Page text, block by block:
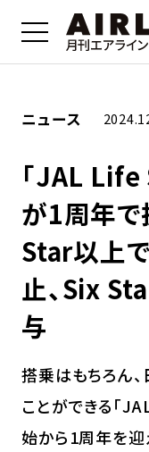
ニュース
「JAL Life
が1周年で
Star以上
止、Six
与
搭乗はもちろん
ことができる「
始から1周年を迎